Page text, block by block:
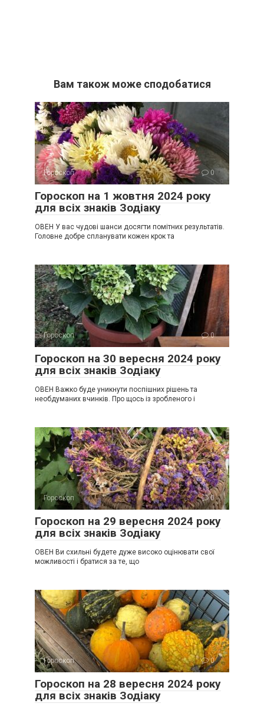
Вам також може сподобатися
Гороскоп 0
Гороскоп на 1 жовтня 2024 року
для всіх знаків Зодіаку
ОВЕН У вас чудові шанси досягти помітних результатів.
Головне добре спланувати кожен крок та
Гороскоп 0
Гороскоп на 30 вересня 2024 року
для всіх знаків Зодіаку
ОВЕН Важко буде уникнути поспішних рішень та
необдуманих вчинків. Про щось із зробленого і
Гороскоп 0
Гороскоп на 29 вересня 2024 року
для всіх знаків Зодіаку
ОВЕН Ви схильні будете дуже високо оцінювати свої
можливості і братися за те, що
Гороскоп 0
Гороскоп на 28 вересня 2024 року
для всіх знаків Зодіаку